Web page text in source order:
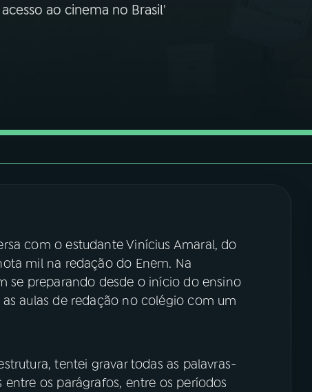
ao cinema no Brasil'
com o estudante Vinícius Amaral, do
mil na redação do Enem. Na
se preparando desde o início do ensino
aulas de redação no colégio com um
tentei gravar todas as palavras-
os parágrafos, entre os períodos